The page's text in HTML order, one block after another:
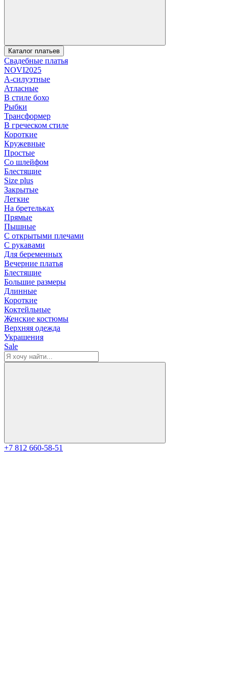
Каталог платьев
Свадебные платья
NOVI2025
А-силуэтные
Атласные
В стиле бохо
Рыбки
Трансформер
В греческом стиле
Короткие
Кружевные
Простые
Со шлейфом
Блестящие
Size plus
Закрытые
Легкие
На бретельках
Прямые
Пышные
С открытыми плечами
С рукавами
Для беременных
Вечерние платья
Блестящие
Большие размеры
Длинные
Короткие
Коктейльные
Женские костюмы
Верхняя одежда
Украшения
Sale
+7 812 660-58-51